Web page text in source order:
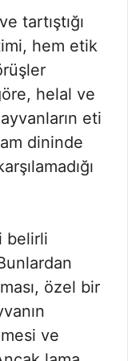
tartıştığı
hem etik
helal ve
eti
dininde
belirli
özel bir
ve